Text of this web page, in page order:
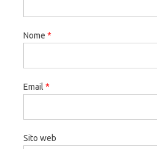
Nome *
Email *
Sito web